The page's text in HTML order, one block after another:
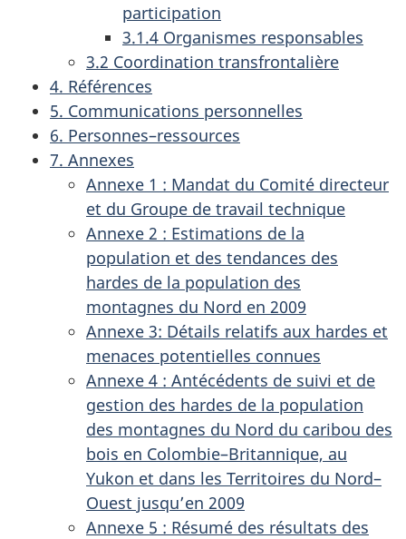
participation
3.1.4 Organismes responsables
3.2 Coordination transfrontalière
4. Références
5. Communications personnelles
6. Personnes–ressources
7. Annexes
Annexe 1 : Mandat du Comité directeur
et du Groupe de travail technique
Annexe 2 : Estimations de la
population et des tendances des
hardes de la population des
montagnes du Nord en 2009
Annexe 3: Détails relatifs aux hardes et
menaces potentielles connues
Annexe 4 : Antécédents de suivi et de
gestion des hardes de la population
des montagnes du Nord du caribou des
bois en Colombie–Britannique, au
Yukon et dans les Territoires du Nord–
Ouest jusqu’en 2009
Annexe 5 : Résumé des résultats des